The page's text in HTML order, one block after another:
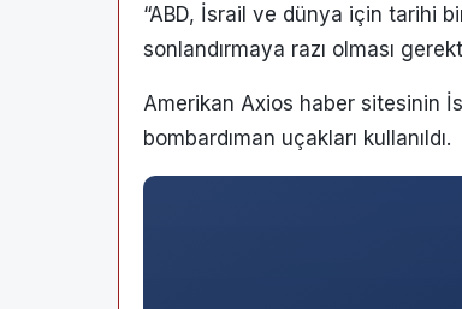
“ABD, İsrail ve dünya için tarihi
sonlandırmaya razı olması
Amerikan Axios haber sitesinin
bombardıman uçakları kullanıldı.